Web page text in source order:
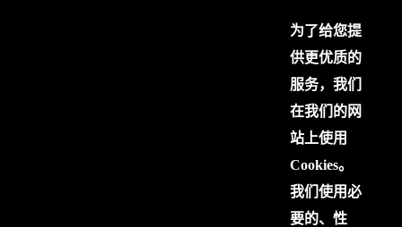
为了给您提
供更优质的
服务，我们
在我们的网
站上使用
Cookies。
我们使用必
要的、性